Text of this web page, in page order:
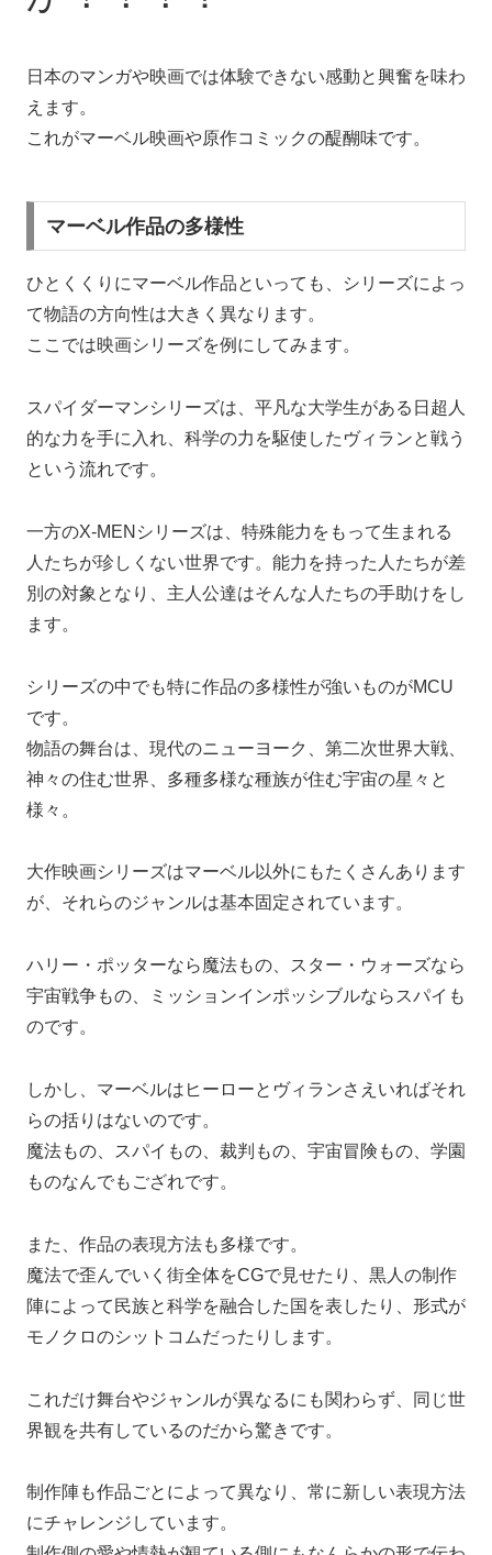
日本のマンガや映画では体験できない感動と興奮を味わ
えます。
これがマーベル映画や原作コミックの醍醐味です。
マーベル作品の多様性
ひとくくりにマーベル作品といっても、シリーズによっ
て物語の方向性は大きく異なります。
ここでは映画シリーズを例にしてみます。
スパイダーマンシリーズは、平凡な大学生がある日超人
的な力を手に入れ、科学の力を駆使したヴィランと戦う
という流れです。
一方のX-MENシリーズは、特殊能力をもって生まれる
人たちが珍しくない世界です。能力を持った人たちが差
別の対象となり、主人公達はそんな人たちの手助けをし
ます。
シリーズの中でも特に作品の多様性が強いものがMCU
です。
物語の舞台は、現代のニューヨーク、第二次世界大戦、
神々の住む世界、多種多様な種族が住む宇宙の星々と
様々。
大作映画シリーズはマーベル以外にもたくさんあります
が、それらのジャンルは基本固定されています。
ハリー・ポッターなら魔法もの、スター・ウォーズなら
宇宙戦争もの、ミッションインポッシブルならスパイも
のです。
しかし、マーベルはヒーローとヴィランさえいればそれ
らの括りはないのです。
魔法もの、スパイもの、裁判もの、宇宙冒険もの、学園
ものなんでもござれです。
また、作品の表現方法も多様です。
魔法で歪んでいく街全体をCGで見せたり、黒人の制作
陣によって民族と科学を融合した国を表したり、形式が
モノクロのシットコムだったりします。
これだけ舞台やジャンルが異なるにも関わらず、同じ世
界観を共有しているのだから驚きです。
制作陣も作品ごとによって異なり、常に新しい表現方法
にチャレンジしています。